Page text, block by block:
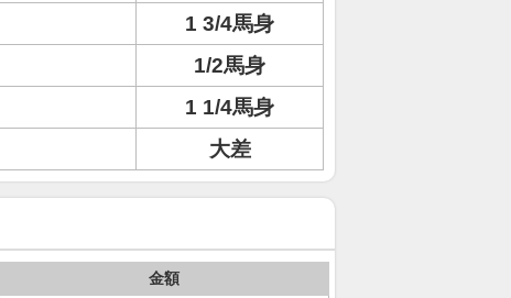
1 3/4馬身
1/2馬身
1 1/4馬身
大差
金額